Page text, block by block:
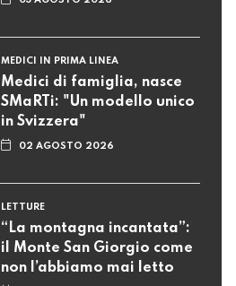
MEDICI IN PRIMA LINEA
Medici di famiglia, nasce
SMaRTi: "Un modello unico
in Svizzera"
02 AGOSTO 2026
LETTURE
“La montagna incantata”:
il Monte San Giorgio come
non l’abbiamo mai letto